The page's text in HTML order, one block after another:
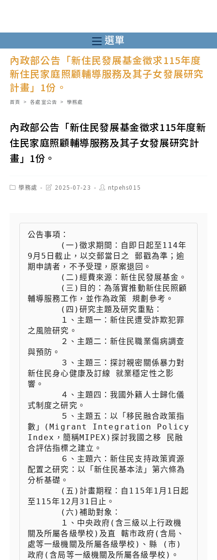
至
主
內
選單
內政部公告「新住民發展基金徵求115年度
新住民家庭照顧輔導服務及其子女發展研究
計畫」1份。
首頁 > 各處室公告 > 學務處
內政部公告「新住民發展基金徵求115年度新
住民家庭照顧輔導服務及其子女發展研究計
畫」1份。
Post學務處
Post2025-07-23
Post
author:
ntpehs015
公告事項：
9月5日截止，以交郵當日之 郵戳為準；逾
期申請者，不予受理，原案退回。
輔導服務工作，並作為政策 規劃參考。
之風險研究。
與預防。
新住民身心健康及訂線 就業穩定性之影
響。
式制度之研究。
數」(Migrant Integration Policy
Index，簡稱MIPEX)探討我國之移 民融
合評估指標之建立。
配置之研究：以「新住民基本法」第六條為
分析基礎。
至115年12月31日止。
關及所屬各級學校)及直 轄市政府(含局、
處等一級機關及所屬各級學校)、縣 (市)
政府(含局等一級機關及所屬各級學校)。